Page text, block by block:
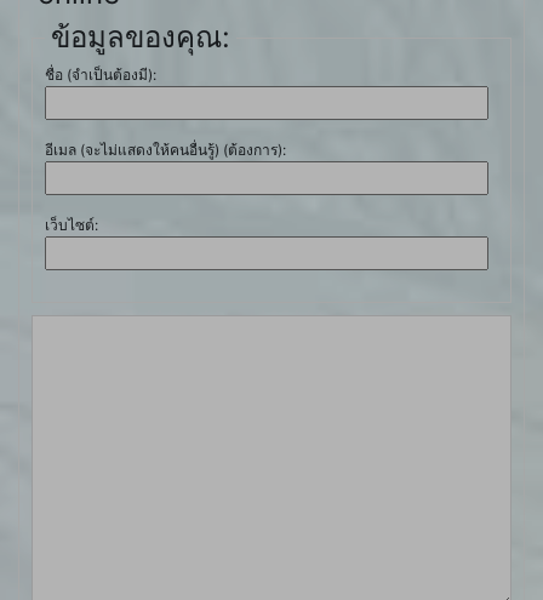
ข้อมูลของคุณ:
ชื่อ (จำเป็นต้องมี):
อีเมล (จะไม่แสดงให้คนอื่นรู้) (ต้องการ):
เว็บไซต์: